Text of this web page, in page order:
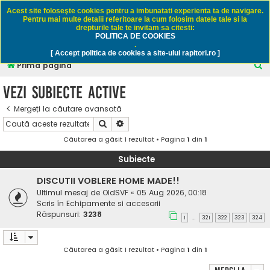
Rapitori.ro - Pescuit sportiv
Prima pagină
C
Vezi subiecte active
Mergeți la căutare avansată
Căutare
Căutarea a găsit 1 rezultat • Pagina 1 din 1
Subiecte
DISCUTII VOBLERE HOME MADE!!
Ultimul mesaj de OldSVF « 05 Aug 2026, 00:18
Scris în Echipamente si accesorii
Răspunsuri: 3238 1 … 321 322 323 324
Căutarea a găsit 1 rezultat • Pagina 1 din 1
Acest site foloseşte cookies pentru a imbunatati experienta ta de navigare.
Pentru mai multe detalii referitoare la cum folosim datele tale si la
drepturile tale te invitam sa citesti:
POLITICA DE COOKIES
.
[ Accept politica de cookies a site-ului rapitori.ro ]